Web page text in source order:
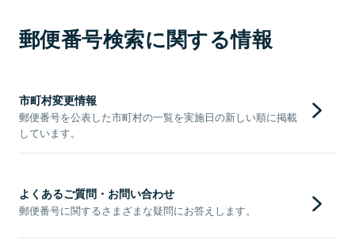
郵便番号検索に関する情報
市町村変更情報
郵便番号を公表した市町村の一覧を実施日の新しい順に掲載
しています。
よくあるご質問・お問い合わせ
郵便番号に関するさまざまな疑問にお答えします。